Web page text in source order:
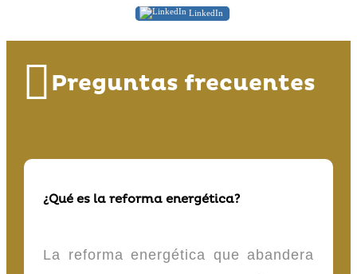
LinkedIn
Preguntas frecuentes
¿Qué es la reforma energética?
La reforma energética que abandera